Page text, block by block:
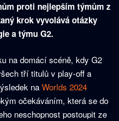
proti nejlepším týmům z
krok vyvolává otázky
a týmu G2.
na domácí scéně, kdy G2
tří titulů v play-off a
naWorlds 2024
očekáváním, která se do
neschopnost postoupit ze